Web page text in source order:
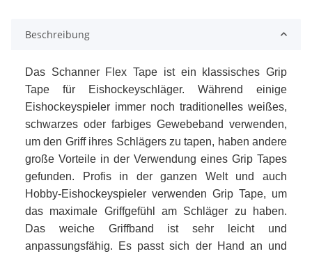
Beschreibung
Das Schanner Flex Tape ist ein klassisches Grip
Tape für Eishockeyschläger. Während einige
Eishockeyspieler immer noch traditionelles weißes,
schwarzes oder farbiges Gewebeband verwenden,
um den Griff ihres Schlägers zu tapen, haben andere
große Vorteile in der Verwendung eines Grip Tapes
gefunden. Profis in der ganzen Welt und auch
Hobby-Eishockeyspieler verwenden Grip Tape, um
das maximale Griffgefühl am Schläger zu haben.
Das weiche Griffband ist sehr leicht und
anpassungsfähig. Es passt sich der Hand an und